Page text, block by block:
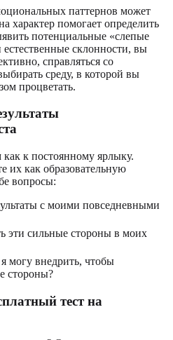
паттернов может
характер помогает определить
потенциальные «слепые
склонности, вы
справляться со
среду, в которой вы
процветать.
как к постоянному ярлыку.
их как образовательную
вопросы:
с моими повседневными
эти сильные стороны в моих
могу внедрить, чтобы
стороны?
тест на